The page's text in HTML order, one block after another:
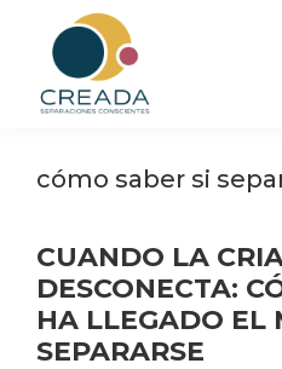
contenido
principal
Separación
y
Conscientes
cómo saber si
CUANDO LA
DESCONECTA:
HA LLEGADO EL
SEPARARSE